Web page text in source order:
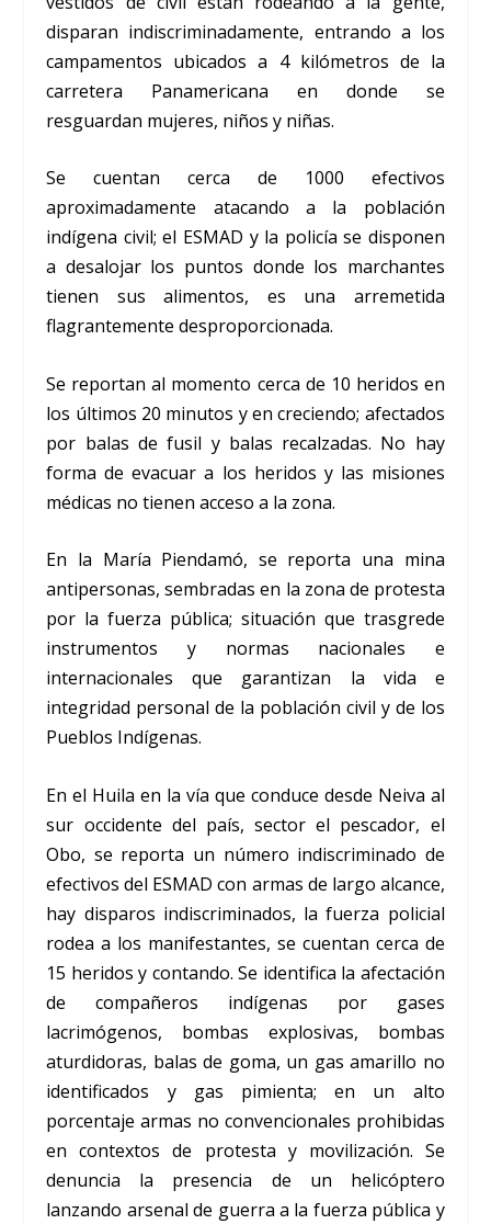
disparan indiscriminadamente, entrando a los
campamentos ubicados a 4 kilómetros de la
carretera Panamericana en donde se
resguardan mujeres, niños y niñas.
Se cuentan cerca de 1000 efectivos
aproximadamente atacando a la población
indígena civil; el ESMAD y la policía se disponen
a desalojar los puntos donde los marchantes
tienen sus alimentos, es una arremetida
flagrantemente desproporcionada.
Se reportan al momento cerca de 10 heridos en
los últimos 20 minutos y en creciendo; afectados
por balas de fusil y balas recalzadas. No hay
forma de evacuar a los heridos y las misiones
médicas no tienen acceso a la zona.
En la María Piendamó, se reporta una mina
antipersonas, sembradas en la zona de protesta
por la fuerza pública; situación que trasgrede
instrumentos y normas nacionales e
internacionales que garantizan la vida e
integridad personal de la población civil y de los
Pueblos Indígenas.
En el Huila en la vía que conduce desde Neiva al
sur occidente del país, sector el pescador, el
Obo, se reporta un número indiscriminado de
efectivos del ESMAD con armas de largo alcance,
hay disparos indiscriminados, la fuerza policial
rodea a los manifestantes, se cuentan cerca de
15 heridos y contando. Se identifica la afectación
de compañeros indígenas por gases
lacrimógenos, bombas explosivas, bombas
aturdidoras, balas de goma, un gas amarillo no
identificados y gas pimienta; en un alto
porcentaje armas no convencionales prohibidas
en contextos de protesta y movilización. Se
denuncia la presencia de un helicóptero
lanzando arsenal de guerra a la fuerza pública y